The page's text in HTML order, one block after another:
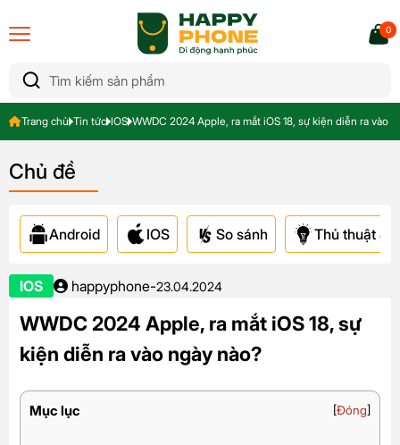
0
Trang chủ Tin tức IOS WWDC 2024 Apple, ra mắt iOS 18, sự kiện diễn ra vào
Chủ đề
Android IOS So sánh Thủ thuật &
IOS happyphone-23.04.2024
WWDC 2024 Apple, ra mắt iOS 18, sự
kiện diễn ra vào ngày nào?
Mục lục [Đóng]